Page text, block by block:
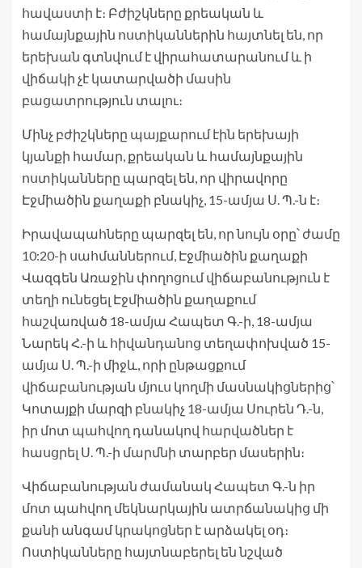
հավաստի է։ Բժիշկները քրեական և
համայնքային ոստիկաններին հայտնել են, որ
երեխան գտնվում է վիրահատարանում և ի
վիճակի չէ կատարվածի մասին
բացատրություն տալու։
Մինչ բժիշկները պայքարում էին երեխայի
կյանքի համար, քրեական և համայնքային
ոստիկանները պարզել են, որ վիրավորը
Էջմիածին քաղաքի բնակիչ, 15-ամյա Ս. Պ.-ն է։
Իրավապահները պարզել են, որ նույն օրը՝ ժամը
10:20-ի սահմաններում, Էջմիածին քաղաքի
Վազգեն Առաջին փողոցում վիճաբանություն է
տեղի ունեցել Էջմիածին քաղաքում
հաշվառված 18-ամյա Հապետ Գ.-ի, 18-ամյա
Նարեկ Հ.-ի և հիվանդանոց տեղափոխված 15-
ամյա Ս. Պ.-ի միջև, որի ընթացքում
վիճաբանության մյուս կողմի մասնակիցներից՝
Կոտայքի մարզի բնակիչ 18-ամյա Սուրեն Դ.-ն,
իր մոտ պահվող դանակով հարվածներ է
հասցրել Ս. Պ.-ի մարմնի տարբեր մասերին։
Վիճաբանության ժամանակ Հապետ Գ.-ն իր
մոտ պահվող մեկնարկային ատրճանակից մի
քանի անգամ կրակոցներ է արձակել օդ։
Ոստիկանները հայտնաբերել են նշված